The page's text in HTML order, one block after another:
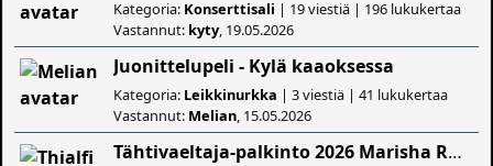
Kategoria: Konserttisali | 19 viestiä | 196 lukukertaa
Vastannut: kyty, 19.05.2026
Juonittelupeli - Kylä kaaoksessa
Kategoria: Leikkinurkka | 3 viestiä | 41 lukukertaa
Vastannut: Melian, 15.05.2026
Tähtivaeltaja-palkinto 2026 Marisha Rasi-Koskiselle